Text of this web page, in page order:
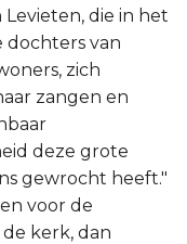
Levieten, die in het
dochters van
zich
zangen en
deze grote
gewrocht heeft."
voor de
kerk, dan